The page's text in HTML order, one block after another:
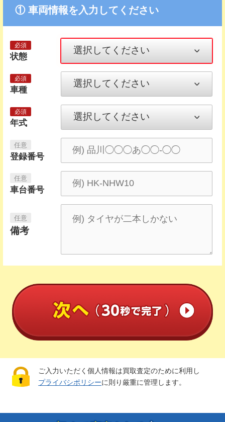
① 車両情報を入力してください
状態
車種
年式
登録番号
車台番号
備考
ご入力いただく個人情報は買取査定のために利用し
プライバシポリシーに則り厳重に管理します。